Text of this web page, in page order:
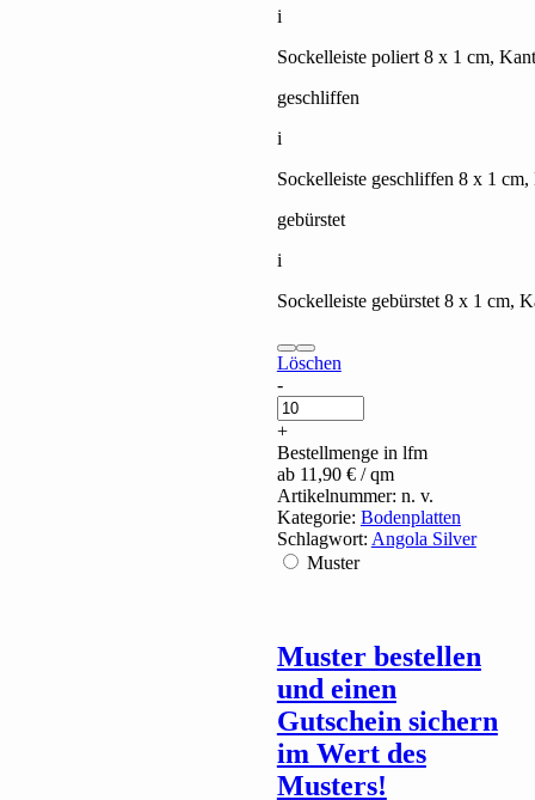
i
Sockelleiste poliert 8 x 1 cm,
geschliffen
i
Sockelleiste geschliffen 8 x 1
gebürstet
i
Sockelleiste gebürstet 8 x 1 cm,
Löschen
Angola
Black
quantity
-
+
Bestellmenge in lfm
ab 11,90 €/ qm
Artikelnummer: n. v.
Kategorie: Bodenplatten
Schlagwort: Angola Silver
Muster
Muster bestellen
und einen
Gutschein sichern
im Wert des
Musters!